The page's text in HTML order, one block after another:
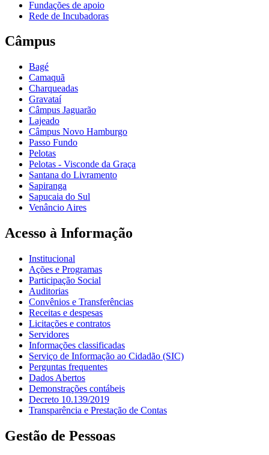
Fundações de apoio
Rede de Incubadoras
Câmpus
Bagé
Camaquã
Charqueadas
Gravataí
Câmpus Jaguarão
Lajeado
Câmpus Novo Hamburgo
Passo Fundo
Pelotas
Pelotas - Visconde da Graça
Santana do Livramento
Sapiranga
Sapucaia do Sul
Venâncio Aires
Acesso à Informação
Institucional
Ações e Programas
Participação Social
Auditorias
Convênios e Transferências
Receitas e despesas
Licitações e contratos
Servidores
Informações classificadas
Serviço de Informação ao Cidadão (SIC)
Perguntas frequentes
Dados Abertos
Demonstrações contábeis
Decreto 10.139/2019
Transparência e Prestação de Contas
Gestão de Pessoas